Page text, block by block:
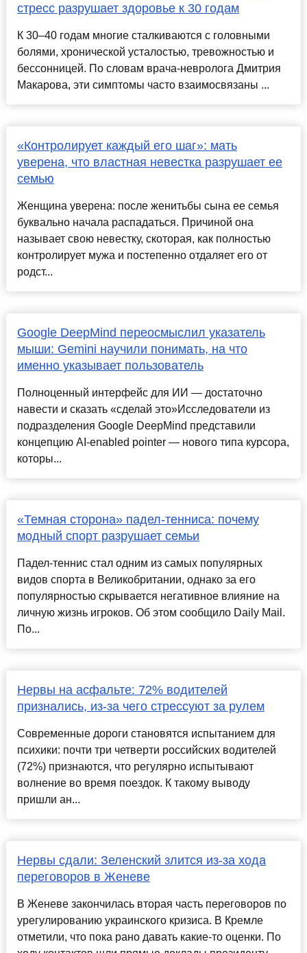
стресс разрушает здоровье к 30 годам
К 30–40 годам многие сталкиваются с головными
болями, хронической усталостью, тревожностью и
бессонницей. По словам врача-невролога Дмитрия
Макарова, эти симптомы часто взаимосвязаны ...
«Контролирует каждый его шаг»: мать
уверена, что властная невестка разрушает ее
семью
Женщина уверена: после женитьбы сына ее семья
буквально начала распадаться. Причиной она
называет свою невестку, скоторая, как полностью
контролирует мужа и постепенно отдаляет его от
родст...
Google DeepMind переосмыслил указатель
мыши: Gemini научили понимать, на что
именно указывает пользователь
Полноценный интерфейс для ИИ — достаточно
навести и сказать «сделай это»Исследователи из
подразделения Google DeepMind представили
концепцию AI-enabled pointer — нового типа курсора,
которы...
«Темная сторона» падел-тенниса: почему
модный спорт разрушает семьи
Падел-теннис стал одним из самых популярных
видов спорта в Великобритании, однако за его
популярностью скрывается негативное влияние на
личную жизнь игроков. Об этом сообщило Daily Mail.
По...
Нервы на асфальте: 72% водителей
признались, из-за чего стрессуют за рулем
Современные дороги становятся испытанием для
психики: почти три четверти российских водителей
(72%) признаются, что регулярно испытывают
волнение во время поездок. К такому выводу
пришли ан...
Нервы сдали: Зеленский злится из-за хода
переговоров в Женеве
В Женеве закончилась вторая часть переговоров по
урегулированию украинского кризиса. В Кремле
отметили, что пока рано давать какие-то оценки. По